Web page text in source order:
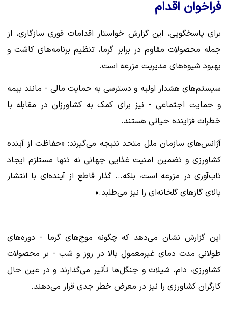
فراخوان اقدام
برای پاسخگویی، این گزارش خواستار اقدامات فوری سازگاری، از
جمله محصولات مقاوم در برابر گرما، تنظیم برنامه‌های کاشت و
بهبود شیوه‌های مدیریت مزرعه است.
سیستم‌های هشدار اولیه و دسترسی به حمایت مالی - مانند بیمه
و حمایت اجتماعی - نیز برای کمک به کشاورزان در مقابله با
خطرات فزاینده حیاتی هستند.
آژانس‌های سازمان ملل متحد نتیجه می‌گیرند: «حفاظت از آینده
کشاورزی و تضمین امنیت غذایی جهانی نه تنها مستلزم ایجاد
تاب‌آوری در مزرعه است، بلکه... گذار قاطع از آینده‌ای با انتشار
بالای گازهای گلخانه‌ای را نیز می‌طلبد.»
این گزارش نشان می‌دهد که چگونه موج‌های گرما - دوره‌های
طولانی مدت دمای غیرمعمول بالا در روز و شب - بر محصولات
کشاورزی، دام، شیلات و جنگل‌ها تأثیر می‌گذارند و در عین حال
کارگران کشاورزی را نیز در معرض خطر جدی قرار می‌دهند.